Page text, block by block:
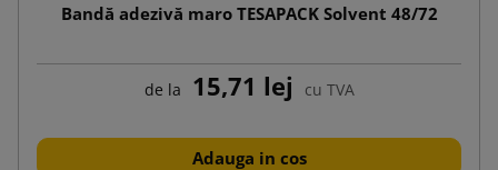
Bandă adezivă maro TESAPACK Solvent 48/72
de la 15,71 lej cu TVA
Adauga in cos